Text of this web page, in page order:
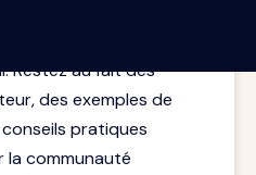
Restez au fait des
des exemples de
pratiques
la communauté